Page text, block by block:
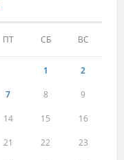
ПТ СБ ВС
1 2
7 8 9
14 15 16
21 22 23